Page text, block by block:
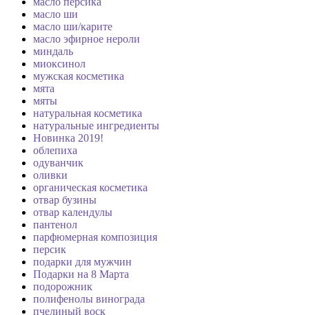
масло ши
масло ши/карите
масло эфирное нероли
миндаль
миоксинол
мужская косметика
мята
мяты
натуральная косметика
натуральные ингредиенты
Новинка 2019!
облепиха
одуванчик
оливки
органическая косметика
отвар бузины
отвар календулы
пантенол
парфюмерная композиция
персик
подарки для мужчин
Подарки на 8 Марта
подорожник
полифенолы винограда
пчелиный воск